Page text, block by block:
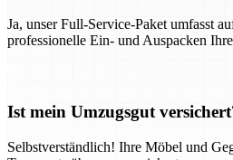
Ja, unser Full-Service-Paket umfasst
professionelle Ein- und Auspacken
Ist mein Umzugsgut
Selbstverständlich! Ihre Möbel und